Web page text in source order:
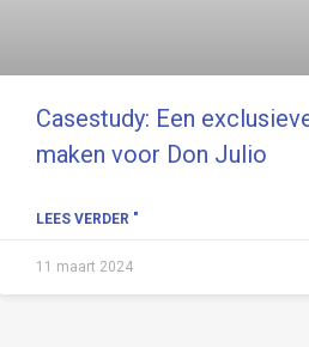
Casestudy: Een
maken voor Don Julio
LEES VERDER "
11 maart 2024